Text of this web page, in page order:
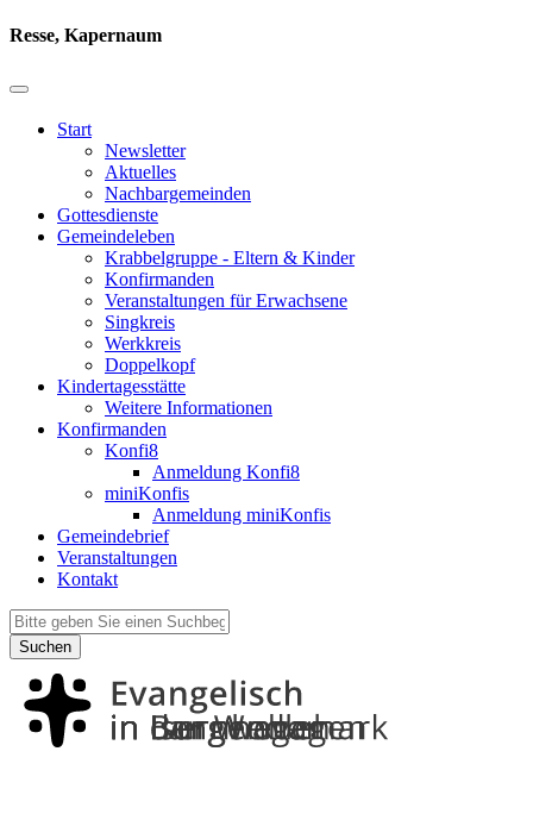
Resse, Kapernaum
Start
Newsletter
Aktuelles
Nachbargemeinden
Gottesdienste
Gemeindeleben
Krabbelgruppe - Eltern & Kinder
Konfirmanden
Veranstaltungen für Erwachsene
Singkreis
Werkkreis
Doppelkopf
Kindertagesstätte
Weitere Informationen
Konfirmanden
Konfi8
Anmeldung Konfi8
miniKonfis
Anmeldung miniKonfis
Gemeindebrief
Veranstaltungen
Kontakt
Suchen